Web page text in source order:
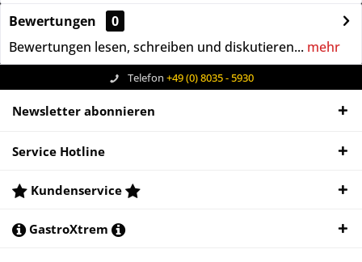
Bewertungen
0
Bewertungen lesen, schreiben und diskutieren... mehr
Telefon +49 (0) 8035 - 5930
Newsletter abonnieren
Service Hotline
Kundenservice
GastroXtrem